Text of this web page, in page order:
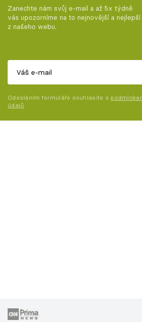
Zanechte nám svůj e-mail a až 5x týdně
vás upozorníme na to nejnovější a nejlepší
z našeho webu.
Odesláním formuláře souhlasíte s
údajů